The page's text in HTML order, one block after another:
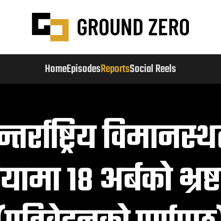
HomeEpisodesReportsSocial Reels
१८ अर्बको